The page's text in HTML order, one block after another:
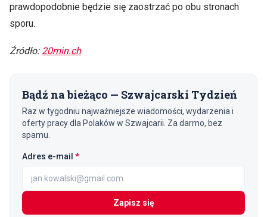
prawdopodobnie będzie się zaostrzać po obu stronach
sporu.
Źródło: 20min.ch
Bądź na bieżąco — Szwajcarski Tydzień
Raz w tygodniu najważniejsze wiadomości, wydarzenia i
oferty pracy dla Polaków w Szwajcarii. Za darmo, bez
spamu.
Adres e-mail *(wymagane)
Zapisz się